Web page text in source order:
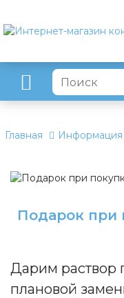
Главная Информация
Подарок при
Дарим раствор
плановой